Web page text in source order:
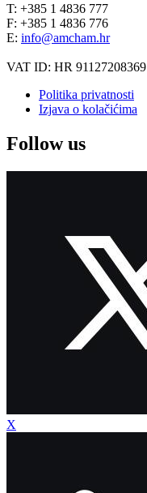
T: +385 1 4836 777
F: +385 1 4836 776
E: info@amcham.hr
VAT ID: HR 91127208369
Politika privatnosti
Izjava o kolačićima
Follow us
X